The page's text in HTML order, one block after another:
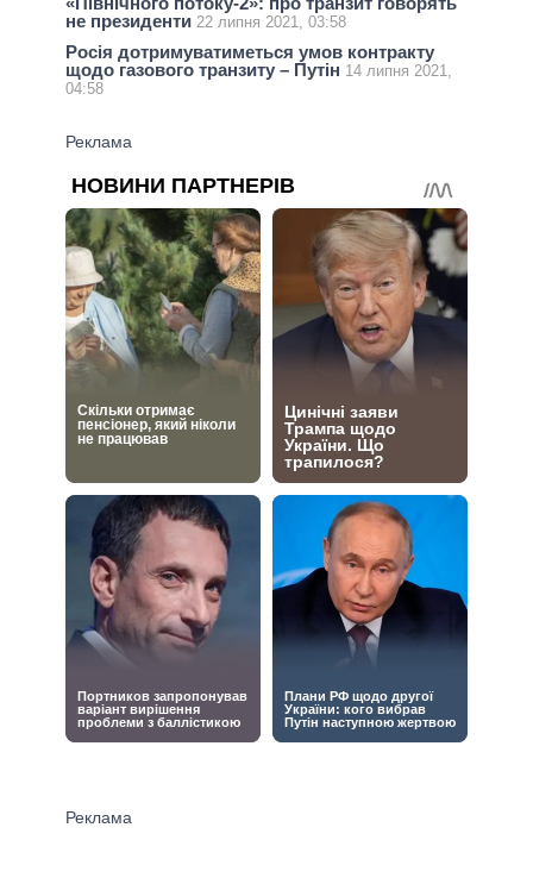
не президенти 22 липня 2021, 03:58
Росія дотримуватиметься умов контракту
щодо газового транзиту – Путін 14 липня 2021,
04:58